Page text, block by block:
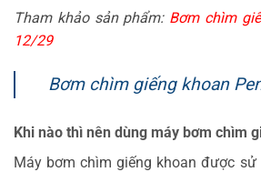
Tham khảo sản phẩm: Bơm chìm
12/29
Bơm chìm giếng khoan
Khi nào thì nên dùng máy bơm chìm
Máy bơm chìm giếng khoan được